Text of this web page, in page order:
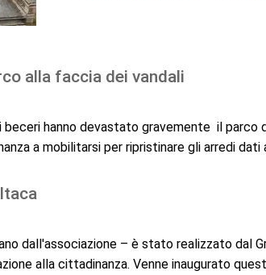
alla faccia dei vandali
beceri hanno devastato gravemente il parco
a mobilitarsi per ripristinare gli arredi
dall'associazione – è stato realizzato dal
alla cittadinanza. Venne inaugurato